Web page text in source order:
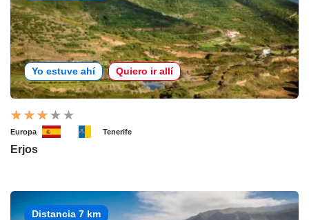
Yo estuve ahí Quiero ir allí
Europa Tenerife
Erjos
Distancia 7 km